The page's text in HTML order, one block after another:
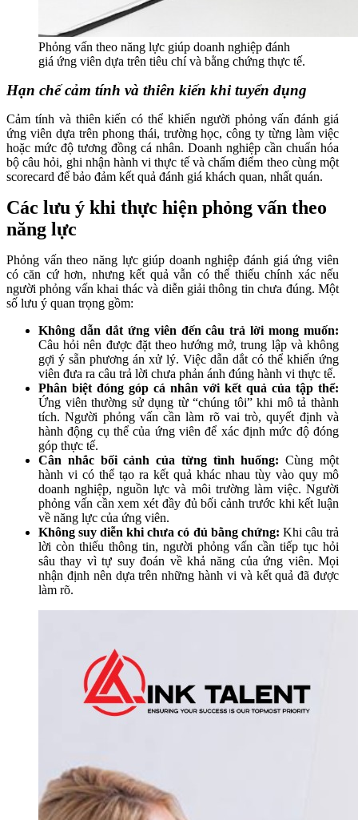
Phỏng vấn theo năng lực giúp doanh nghiệp đánh
giá ứng viên dựa trên tiêu chí và bằng chứng thực tế.
Hạn chế cảm tính và thiên kiến khi tuyển dụng
Cảm tính và thiên kiến có thể khiến người phỏng vấn đánh giá
ứng viên dựa trên phong thái, trường học, công ty từng làm việc
hoặc mức độ tương đồng cá nhân. Doanh nghiệp cần chuẩn hóa
bộ câu hỏi, ghi nhận hành vi thực tế và chấm điểm theo cùng một
scorecard để bảo đảm kết quả đánh giá khách quan, nhất quán.
Các lưu ý khi thực hiện phỏng vấn theo
năng lực
Phỏng vấn theo năng lực giúp doanh nghiệp đánh giá ứng viên
có căn cứ hơn, nhưng kết quả vẫn có thể thiếu chính xác nếu
người phỏng vấn khai thác và diễn giải thông tin chưa đúng. Một
số lưu ý quan trọng gồm:
Không dẫn dắt ứng viên đến câu trả lời mong muốn:
Câu hỏi nên được đặt theo hướng mở, trung lập và không
gợi ý sẵn phương án xử lý. Việc dẫn dắt có thể khiến ứng
viên đưa ra câu trả lời chưa phản ánh đúng hành vi thực tế.
Phân biệt đóng góp cá nhân với kết quả của tập thể:
Ứng viên thường sử dụng từ “chúng tôi” khi mô tả thành
tích. Người phỏng vấn cần làm rõ vai trò, quyết định và
hành động cụ thể của ứng viên để xác định mức độ đóng
góp thực tế.
Cân nhắc bối cảnh của từng tình huống: Cùng một
hành vi có thể tạo ra kết quả khác nhau tùy vào quy mô
doanh nghiệp, nguồn lực và môi trường làm việc. Người
phỏng vấn cần xem xét đầy đủ bối cảnh trước khi kết luận
về năng lực của ứng viên.
Không suy diễn khi chưa có đủ bằng chứng: Khi câu trả
lời còn thiếu thông tin, người phỏng vấn cần tiếp tục hỏi
sâu thay vì tự suy đoán về khả năng của ứng viên. Mọi
nhận định nên dựa trên những hành vi và kết quả đã được
làm rõ.